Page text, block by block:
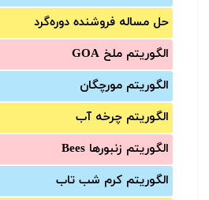
حل مساله فروشنده دوره‌گرد
الگوریتم ملخ GOA
الگوریتم مورچگان
الگوریتم چرخه آب
الگوریتم زنبورها Bees
الگوریتم کرم شب تاب